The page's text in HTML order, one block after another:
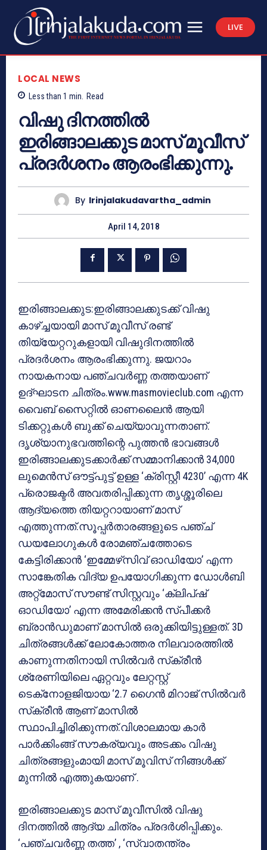
LIVE
LOCAL NEWS
Less than 1 min. Read
വിഷു ദിനത്തിൽ
ഇരിങ്ങാലക്കുട മാസ് മൂവീസ്
പ്രദർശനം ആരംഭിക്കുന്നു.
By Irinjalakudavartha_admin
April 14, 2018
ഇരിങ്ങാലക്കുട:ഇരിങ്ങാലക്കുടക്ക് വിഷു
കാഴ്ച്ചയായി മാസ് മൂവീസ് രണ്ട്
തിയ്യേറ്ററുകളായി വിഷുദിനത്തിൽ
പ്രദർശനം ആരംഭിക്കുന്നു. ജയറാം
നായകനായ പഞ്ചവർണ്ണ തത്തയാണ്
ഉദ്ഘാടന ചിത്രം.www.masmovieclub.com എന്ന
വൈബ് സൈറ്റിൽ ഓണലൈൻ ആയി
ടിക്കറ്റുകൾ ബുക്ക് ചെയ്യാവുന്നതാണ്.
ദൃശ്യാനുഭവത്തിന്റെ പുത്തന്‍ ഭാവങ്ങള്‍
ഇരിങ്ങാലക്കുടക്കാര്‍ക്ക് സമ്മാനിക്കാന്‍ 34,000
ലുമെന്‍സ് ഔട്ട്പുട്ട് ഉള്ള ‘ക്രിസ്റ്റീ 4230’ എന്ന 4K
പ്രൊജക്ടര്‍ അവതരിപ്പിക്കുന്ന തൃശ്ശൂരിലെ
ആദ്യത്തെ തിയറ്ററായാണ് മാസ്
എത്തുന്നത്.സൂപ്പര്‍താരങ്ങളുടെ പഞ്ച്
ഡയലോഗുകള്‍ രോമഞ്ചത്തോടെ
കേട്ടിരിക്കാന്‍ ‘ഇമ്മേഴ്‌സിവ് ഓഡിയോ’ എന്ന
സാങ്കേതിക വിദ്യ ഉപയോഗിക്കുന്ന ഡോള്‍ബി
അറ്റ്‌മോസ് സൗണ്ട് സിസ്റ്റവും ‘ക്ലിപ്ഷ്
ഓഡിയോ’ എന്ന അമേരിക്കന്‍ സ്പീക്കര്‍
ബ്രാന്‍ഡുമാണ് മാസില്‍ ഒരുക്കിയിട്ടുള്ളത്. 3D
ചിത്രങ്ങള്‍ക്ക് ലോകോത്തര നിലവാരത്തില്‍
കാണുന്നതിനായി സില്‍വര്‍ സ്‌ക്രീന്‍
ശ്രേണിയിലെ ഏറ്റവും ലേറ്റസ്റ്റ്
ടെക്‌നോളജിയായ ‘2.7 ഗൈന്‍ മിറാജ് സില്‍വര്‍
സ്‌ക്രീന്‍ ആണ് മാസില്‍
സ്ഥാപിച്ചിരിക്കുന്നത്.വിശാലമായ കാര്‍
പാര്‍ക്കിംങ്ങ് സൗകര്യവും അടക്കം വിഷു
ചിത്രങ്ങളുംമായി മാസ് മൂവിസ് നിങ്ങള്‍ക്ക്
മുന്നില്‍ എത്തുകയാണ് .
ഇരിങ്ങാലക്കുട മാസ് മൂവീസിൽ വിഷു
ദിനത്തിൽ ആദ്യ ചിത്രം പ്രദർശിപ്പിക്കും.
‘പഞ്ചവർണ്ണ തത്ത’ , ‘സ്വാതന്ത്രം